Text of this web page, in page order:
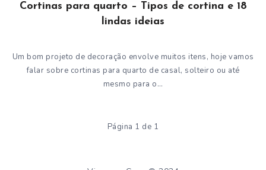
Cortinas para quarto – Tipos de cortina e 18
lindas ideias
Um bom projeto de decoração envolve muitos itens, hoje vamos
falar sobre cortinas para quarto de casal, solteiro ou até
mesmo para o…
Página 1 de 1